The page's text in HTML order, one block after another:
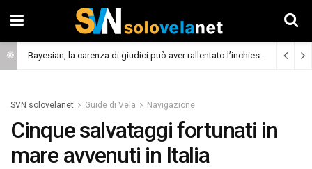
Bayesian, la carenza di giudici può aver rallentato l’inchiesta (Cronaca)
SVN solovelanet Guide di Vela Navigazione
Cinque salvataggi fortunati in
mare avvenuti in Italia